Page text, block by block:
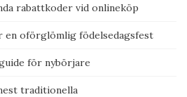
rabattkoder vid onlineköp
en oförglömlig födelsedagsfest
för nybörjare
traditionella